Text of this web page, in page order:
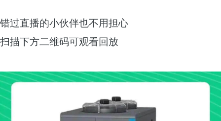
错过直播的小伙伴也不用担心
扫描下方二维码可观看回放